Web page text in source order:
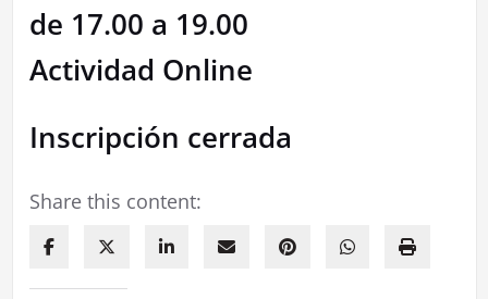
de 17.00 a 19.00
Actividad Online
Inscripción cerrada
Share this content: